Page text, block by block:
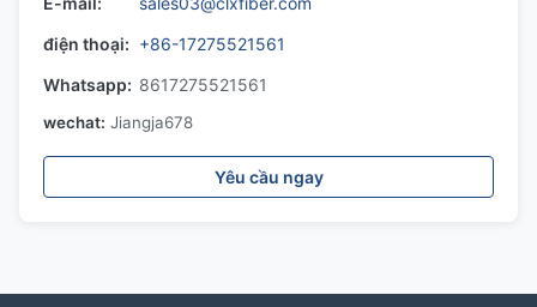
điện thoại: +86-17275521561
Whatsapp: 8617275521561
wechat: Jiangja678
Yêu cầu ngay